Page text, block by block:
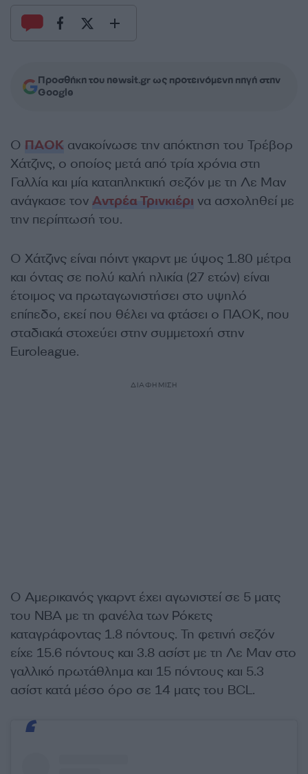
Προσθήκη του newsit.gr ως προτεινόμενη πηγή στην
Google
Ο ΠΑΟΚ ανακοίνωσε την απόκτηση του Τρέβορ
Χάτζινς, ο οποίος μετά από τρία χρόνια στη
Γαλλία και μία καταπληκτική σεζόν με τη Λε Μαν
ανάγκασε τον Αντρέα Τρινκιέρι να ασχοληθεί με
την περίπτωσή του.
Ο Χάτζινς είναι πόιντ γκαρντ με ύψος 1.80 μέτρα
και όντας σε πολύ καλή ηλικία (27 ετών) είναι
έτοιμος να πρωταγωνιστήσει στο υψηλό
επίπεδο, εκεί που θέλει να φτάσει ο ΠΑΟΚ, που
σταδιακά στοχεύει στην συμμετοχή στην
Euroleague.
ΔΙΑΦΗΜΙΣΗ
Ο Αμερικανός γκαρντ έχει αγωνιστεί σε 5 ματς
του NBA με τη φανέλα των Ρόκετς
καταγράφοντας 1.8 πόντους. Τη φετινή σεζόν
είχε 15.6 πόντους και 3.8 ασίστ με τη Λε Μαν στο
γαλλικό πρωτάθλημα και 15 πόντους και 5.3
ασίστ κατά μέσο όρο σε 14 ματς του BCL.